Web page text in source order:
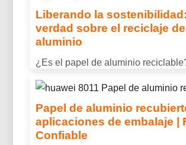
¿Es el aluminio conductor??
explicados
¿El aluminio es conductor??
conductividad eléctrica del
clave, y por qué se utiliza
aplicaciones industriales y de
Liberando la
verdad sobre el reciclaje
aluminio
¿Es el papel de aluminio
cómo se puede reciclar el papel de
cómo prepararlo correctamente, y
reciclaje ayuda a reducir los
recursos.
Papel de aluminio
aplicaciones de embalaje |
Confiable